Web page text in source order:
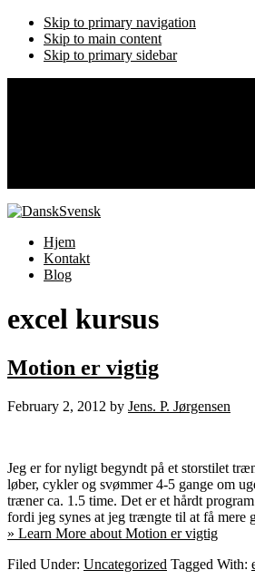
Skip to primary navigation
Skip to main content
Skip to primary sidebar
Hjem
Kontakt
Blog
excel kursus
Motion er vigtig
February 2, 2012 by Jens. P. Jørgensen
Jeg er for nyligt begyndt på et storstilet
løber, cykler og svømmer 4-5 gange om
træner ca. 1.5 time. Det er et hårdt
fordi jeg synes at jeg trængte til at få mere
» Learn More about Motion er vigtig
Filed Under: Uncategorized Tagged With: